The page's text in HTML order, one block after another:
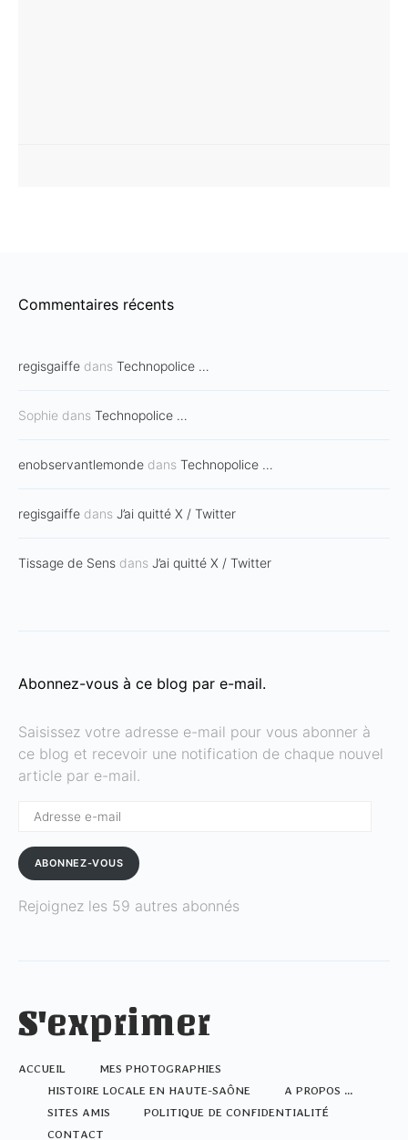
Commentaires récents
regisgaiffe dans Technopolice …
Sophie dans Technopolice …
enobservantlemonde dans Technopolice …
regisgaiffe dans J’ai quitté X / Twitter
Tissage de Sens dans J’ai quitté X / Twitter
Abonnez-vous à ce blog par e-mail.
Saisissez votre adresse e-mail pour vous abonner à
ce blog et recevoir une notification de chaque nouvel
article par e-mail.
ABONNEZ-VOUS
Rejoignez les 59 autres abonnés
S'exprimer
ACCUEIL
MES PHOTOGRAPHIES
HISTOIRE LOCALE EN HAUTE-SAÔNE
A PROPOS …
SITES AMIS
POLITIQUE DE CONFIDENTIALITÉ
CONTACT